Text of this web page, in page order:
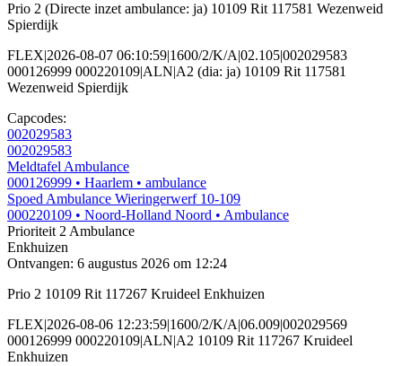
Prio 2 (Directe inzet ambulance: ja) 10109 Rit 117581 Wezenweid
Spierdijk
FLEX|2026-08-07 06:10:59|1600/2/K/A|02.105|002029583
000126999 000220109|ALN|A2 (dia: ja) 10109 Rit 117581
Wezenweid Spierdijk
Capcodes:
002029583
002029583
Meldtafel Ambulance
000126999 • Haarlem • ambulance
Spoed Ambulance Wieringerwerf 10-109
000220109 • Noord-Holland Noord • Ambulance
Prioriteit 2 Ambulance
Enkhuizen
Ontvangen: 6 augustus 2026 om 12:24
Prio 2 10109 Rit 117267 Kruideel Enkhuizen
FLEX|2026-08-06 12:23:59|1600/2/K/A|06.009|002029569
000126999 000220109|ALN|A2 10109 Rit 117267 Kruideel
Enkhuizen